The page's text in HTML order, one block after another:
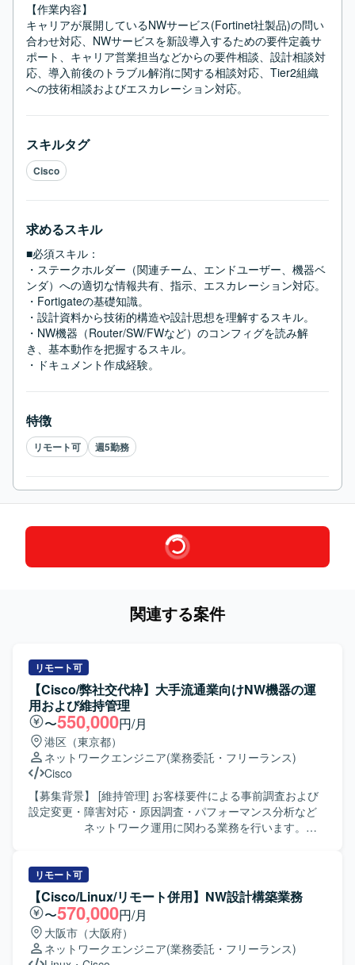
【作業内容】
キャリアが展開しているNWサービス(Fortinet社製品)の問い
合わせ対応、NWサービスを新設導入するための要件定義サ
ポート、キャリア営業担当などからの要件相談、設計相談対
応、導入前後のトラブル解消に関する相談対応、Tier2組織
への技術相談およびエスカレーション対応。
スキルタグ
Cisco
求めるスキル
■必須スキル：
・ステークホルダー（関連チーム、エンドユーザー、機器ベ
ンダ）への適切な情報共有、指示、エスカレーション対応。
・Fortigateの基礎知識。
・設計資料から技術的構造や設計思想を理解するスキル。
・NW機器（Router/SW/FWなど）のコンフィグを読み解
き、基本動作を把握するスキル。
・ドキュメント作成経験。
特徴
リモート可 週5勤務
関連する案件
リモート可
【Cisco/弊社交代枠】大手流通業向けNW機器の運
用および維持管理
〜550,000円/月
港区（東京都）
ネットワークエンジニア(業務委託・フリーランス)
Cisco
【募集背景】 [維持管理] お客様要件による事前調査および
設定変更・障害対応・原因調査・パフォーマンス分析など
ネットワーク運用に関わる業務を行います。
リモート可
【Cisco/Linux/リモート併用】NW設計構築業務
〜570,000円/月
大阪市（大阪府）
ネットワークエンジニア(業務委託・フリーランス)